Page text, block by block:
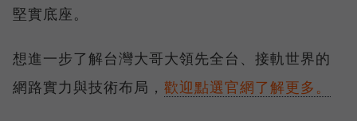
堅實底座。
想進一步了解台灣大哥大領先全台、接軌世界的
網路實力與技術布局， 歡迎點選官網了解更多。